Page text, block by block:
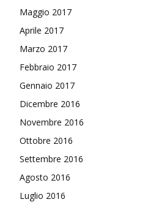
Maggio 2017
Aprile 2017
Marzo 2017
Febbraio 2017
Gennaio 2017
Dicembre 2016
Novembre 2016
Ottobre 2016
Settembre 2016
Agosto 2016
Luglio 2016